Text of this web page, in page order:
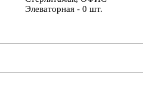
Элеваторная - 0 шт.